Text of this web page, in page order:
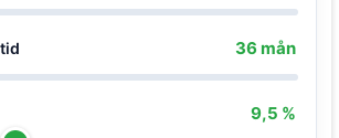
36 mån
9,5 %